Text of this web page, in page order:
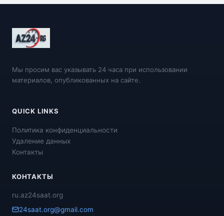
Мы просим вас указывать 24 часа при использовании
материалов, опубликованных на сайте.
QUICK LINKS
Политика конфиденциальности
Удаление данных
Контакты
КОНТАКТЫ
ru.az24saat.org
24saat.org@gmail.com